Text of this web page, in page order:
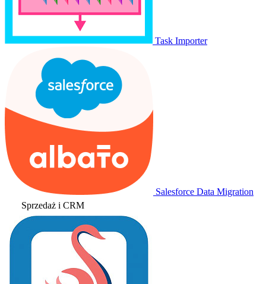
Task Importer
Salesforce Data Migration
Sprzedaż i CRM